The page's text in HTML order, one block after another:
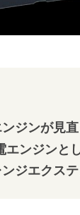
ジンが見
エンジンと
ジエクス